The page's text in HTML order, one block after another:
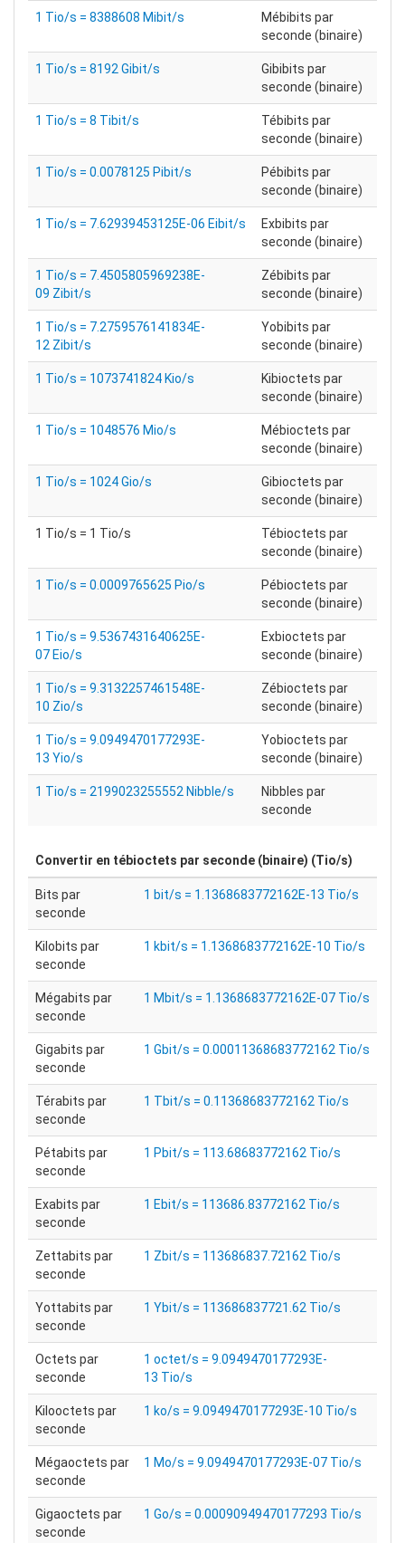
1 Tio/s = 8388608 Mibit/s
Mébibits par
seconde (binaire)
1 Tio/s = 8192 Gibit/s
Gibibits par
seconde (binaire)
1 Tio/s = 8 Tibit/s
Tébibits par
seconde (binaire)
1 Tio/s = 0.0078125 Pibit/s
Pébibits par
seconde (binaire)
1 Tio/s = 7.62939453125E-06 Eibit/s
Exbibits par
seconde (binaire)
1 Tio/s = 7.4505805969238E-
09 Zibit/s
Zébibits par
seconde (binaire)
1 Tio/s = 7.2759576141834E-
12 Zibit/s
Yobibits par
seconde (binaire)
1 Tio/s = 1073741824 Kio/s
Kibioctets par
seconde (binaire)
1 Tio/s = 1048576 Mio/s
Mébioctets par
seconde (binaire)
1 Tio/s = 1024 Gio/s
Gibioctets par
seconde (binaire)
1 Tio/s = 1 Tio/s
Tébioctets par
seconde (binaire)
1 Tio/s = 0.0009765625 Pio/s
Pébioctets par
seconde (binaire)
1 Tio/s = 9.5367431640625E-
07 Eio/s
Exbioctets par
seconde (binaire)
1 Tio/s = 9.3132257461548E-
10 Zio/s
Zébioctets par
seconde (binaire)
1 Tio/s = 9.0949470177293E-
13 Yio/s
Yobioctets par
seconde (binaire)
1 Tio/s = 2199023255552 Nibble/s
Nibbles par
seconde
Convertir en tébioctets par seconde (binaire) (Tio/s)
Bits par
seconde
1 bit/s = 1.1368683772162E-13 Tio/s
Kilobits par
seconde
1 kbit/s = 1.1368683772162E-10 Tio/s
Mégabits par
seconde
1 Mbit/s = 1.1368683772162E-07 Tio/s
Gigabits par
seconde
1 Gbit/s = 0.00011368683772162 Tio/s
Térabits par
seconde
1 Tbit/s = 0.11368683772162 Tio/s
Pétabits par
seconde
1 Pbit/s = 113.68683772162 Tio/s
Exabits par
seconde
1 Ebit/s = 113686.83772162 Tio/s
Zettabits par
seconde
1 Zbit/s = 113686837.72162 Tio/s
Yottabits par
seconde
1 Ybit/s = 113686837721.62 Tio/s
Octets par
seconde
1 octet/s = 9.0949470177293E-
13 Tio/s
Kilooctets par
seconde
1 ko/s = 9.0949470177293E-10 Tio/s
Mégaoctets par
seconde
1 Mo/s = 9.0949470177293E-07 Tio/s
Gigaoctets par
seconde
1 Go/s = 0.00090949470177293 Tio/s